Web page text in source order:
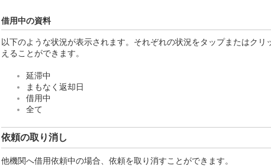
借用中の資料
以下のような状況が表示されます。それぞれの状況をタップまたはク
えることができます。
延滞中
まもなく返却日
借用中
全て
依頼の取り消し
他機関へ借用依頼中の場合、依頼を取り消すことができます。